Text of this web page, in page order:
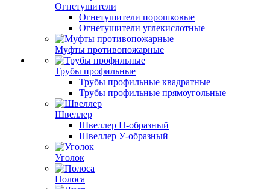
Огнетушители
Огнетушители порошковые
Огнетушители углекислотные
Муфты противопожарные
Трубы профильные
Трубы профильные квадратные
Трубы профильные прямоугольные
Швеллер
Швеллер П-образный
Швеллер У-образный
Уголок
Полоса